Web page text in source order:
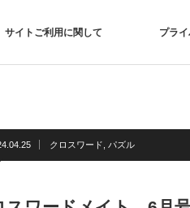
サイトご利用に関して プラ
クロスワード パズル